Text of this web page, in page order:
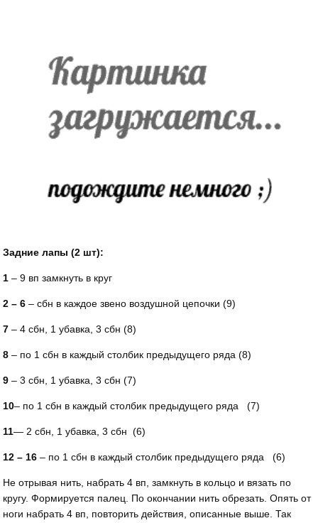
Задние лапы (2 шт):
1– 9 вп замкнуть в круг
2 – 6– сбн в каждое звено воздушной цепочки (9)
7 – 4 сбн, 1 убавка, 3 сбн (8)
8– по 1 сбн в каждый столбик предыдущего ряда (8)
9– 3 сбн, 1 убавка, 3 сбн (7)
10– по 1 сбн в каждый столбик предыдущего ряда (7)
11— 2 сбн, 1 убавка, 3 сбн (6)
12 – 16 – по 1 сбн в каждый столбик предыдущего ряда (6)
Не отрывая нить, набрать 4 вп, замкнуть в кольцо и вязать по
кругу. Формируется палец. По окончании нить обрезать. Опять от
ноги набрать 4 вп, повторить действия, описанные выше. Так